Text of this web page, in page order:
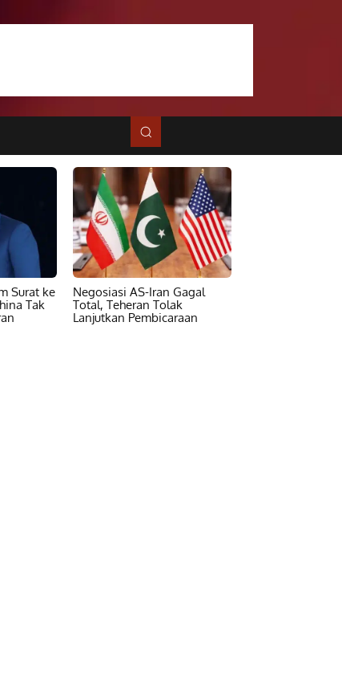
Surat ke
Tak
Negosiasi AS-Iran Gagal
Total, Teheran Tolak
Lanjutkan Pembicaraan